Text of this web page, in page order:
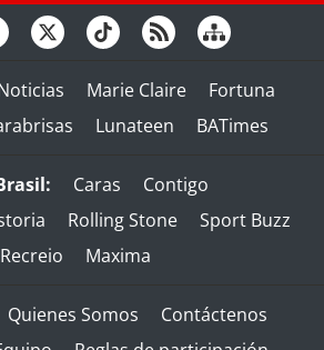
Marie Claire
Fortuna
Lunateen BATimes
Caras
Contigo
Rolling Stone
Sport Buzz
Recreio
Maxima
Quienes Somos
Contáctenos